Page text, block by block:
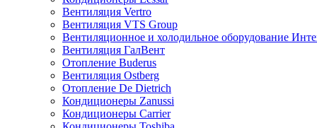
Вентиляция Vertro
Вентиляция VTS Group
Вентиляционное и холодильное оборудование
Вентиляция ГалВент
Отопление Buderus
Вентиляция Ostberg
Отопление De Dietrich
Кондиционеры Zanussi
Кондиционеры Carrier